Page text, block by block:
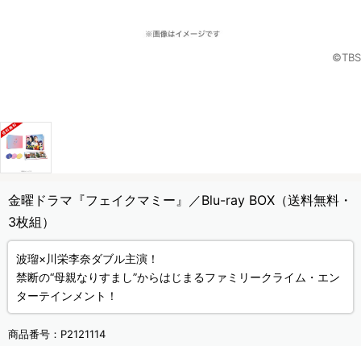
©TBS
金曜ドラマ『フェイクマミー』／Blu-ray BOX（送料無料・
3枚組）
波瑠×川栄李奈ダブル主演！
禁断の“母親なりすまし”からはじまるファミリークライム・エン
ターテインメント！
商品番号： P2121114